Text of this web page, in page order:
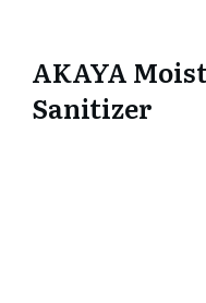
AKAYA
Sanitizer